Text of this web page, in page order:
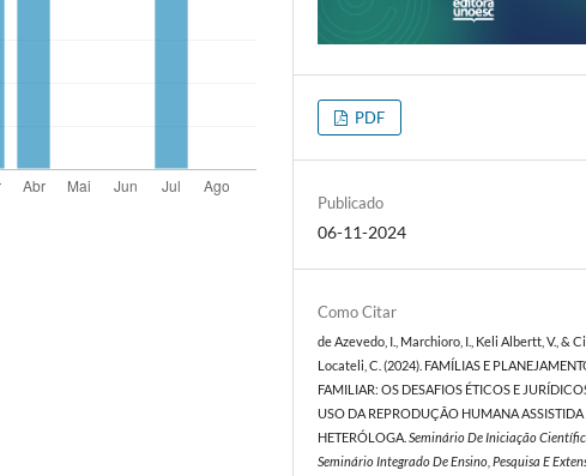
PDF
Publicado
06-11-2024
Como Citar
de Azevedo, I., Marchioro, I., Keli Albertt, V., &
Locateli, C. (2024). FAMÍLIAS E
FAMILIAR: OS DESAFIOS ÉTICOS E
USO DA REPRODUÇÃO HUMANA ASSISTIDA
HETERÓLOGA.Seminário De Iniciação
Seminário Integrado De Ensino, Pesquisa E